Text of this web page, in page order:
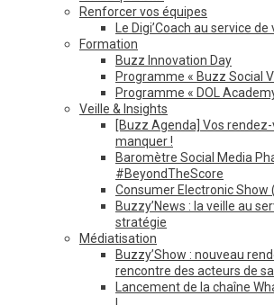
Renforcer vos équipes
Le Digi’Coach au service
Formation
Buzz Innovation Day
Programme « Buzz Social
Programme « DOL
Veille & Insights
[Buzz Agenda] Vos
manquer !
Baromètre Social Media
#BeyondTheScore
Consumer Electronic Show
Buzzy’News : la veille au
stratégie
Médiatisation
Buzzy’Show : nouveau
rencontre des acteurs de
Lancement de la chaîne